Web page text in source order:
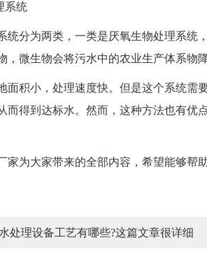
系统
分为两类，一类是厌氧生物处理系统
，微生物会将污水中的农业生产体系物
积小，处理速度快。但是这个系统需
而得到达标水。然而，这种方法也有
为大家带来的全部内容，希望能够帮
处理设备工艺有哪些?这篇文章很详细